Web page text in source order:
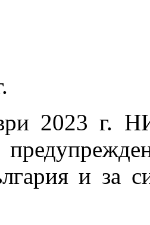
2023 г.
и за